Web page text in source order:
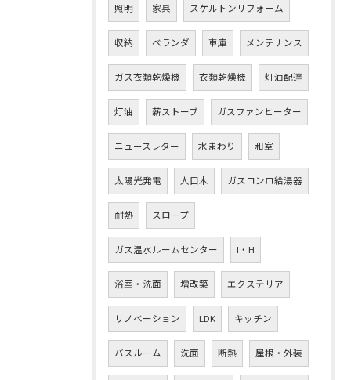
照明 家具 スケルトンリフォーム
収納 ベランダ 車庫 メンテナンス
ガス衣類乾燥機 衣類乾燥機 灯油配達
灯油 薪ストーブ ガスファンヒーター
ニュースレター 水まわり 和室
太陽光発電 人口木 ガスコンロ給湯器
耐熱 スロープ
ガス温水ルームセンター I・H
浴室・洗面 増改築 エクステリア
リノベーション LDK キッチン
バスルーム 洗面 断熱 屋根・外装